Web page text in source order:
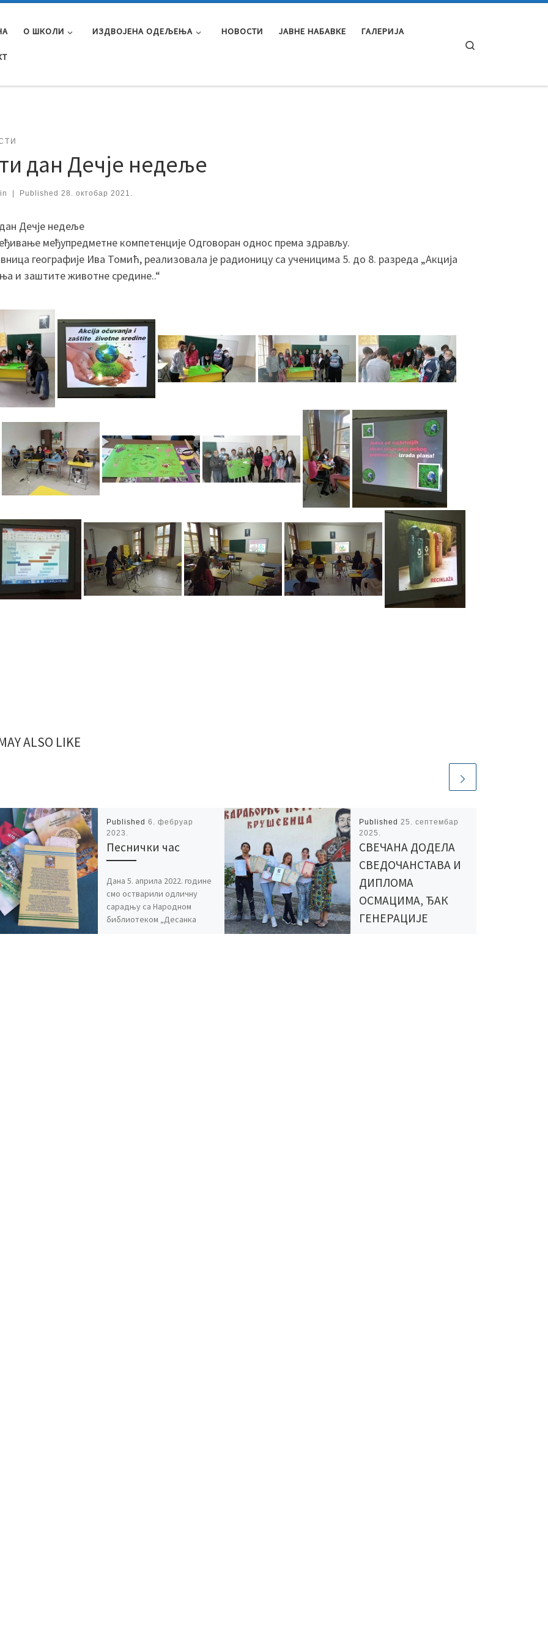
О ШКОЛИ ИЗДВОЈЕНА ОДЕЉЕЊА НОВОСТИ ЈАВНЕ НАБАВКЕ ГАЛЕРИЈА
дан Дечје недеље
Published 28. октобар 2021.
Дечје недеље
међупредметне компетенције Одговоран однос према здрављу.
географије Ива Томић, реализовала је радионицу са ученицима 5. до 8. разреда „Акција
и заштите животне средине..“
ALSO LIKE
Published6. фебруар
2023.
Песнички час
Дана 5. априла 2022. године
смо остварили одличну
сарадњу са Народном
библиотеком „Десанка
Published 25. септембар
2025.
СВЕЧАНА ДОДЕЛА
СВЕДОЧАНСТАВА И
ДИПЛОМА
ОСМАЦИМА, ЂАК
ГЕНЕРАЦИЈЕ